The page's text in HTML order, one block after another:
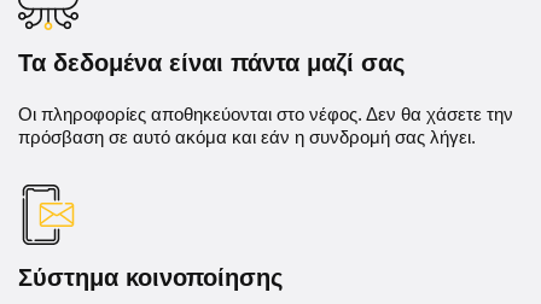
Τα δεδομένα είναι πάντα μαζί σας
Οι πληροφορίες αποθηκεύονται στο νέφος. Δεν θα χάσετε την
πρόσβαση σε αυτό ακόμα και εάν η συνδρομή σας λήγει.
Σύστημα κοινοποίησης